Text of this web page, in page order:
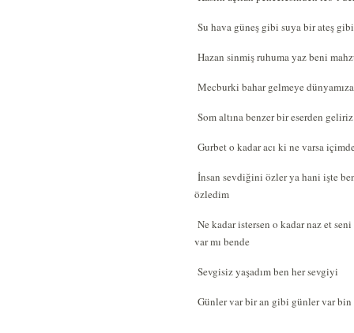
Su hava güneş gibi suya bir ateş gibi
Hazan sinmiş ruhuma yaz beni
Mecburki bahar gelmeye
Som altına benzer bir eserden geliriz
Gurbet o kadar acı ki ne varsa
İnsan sevdiğini özler ya hani işte
özledim
Ne kadar istersen o kadar naz et
var mı bende
Sevgisiz yaşadım ben her sevgiyi
Günler var bir an gibi günler var bin